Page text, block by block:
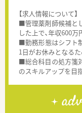
【求人情報について】
■管理薬剤師候補と
した上で、年収600
■勤務形態はシフト
1日がお休みとなるた
■総合科目の処方箋
のスキルアップを目